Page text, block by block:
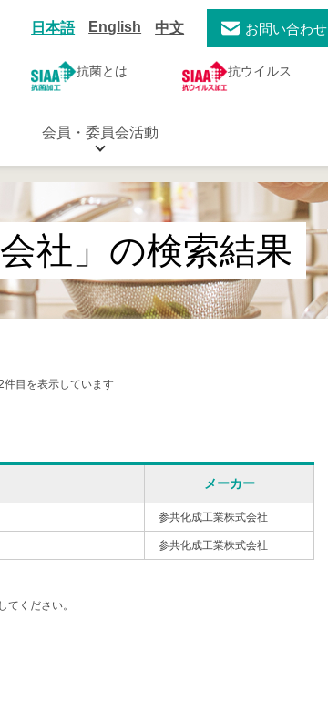
日本語 English 中文 お問い合わせ
抗菌とは 抗ウイルス
会員・委員会活動
社」の検索結果
件目を表示しています
メーカー
参共化成工業株式会社
参共化成工業株式会社
ください。